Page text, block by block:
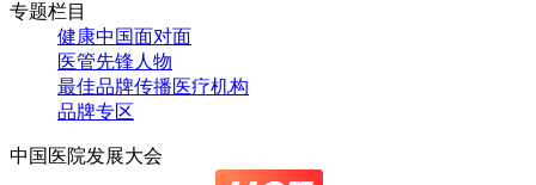
专题栏目
健康中国面对面
医管先锋人物
最佳品牌传播医疗机构
品牌专区
中国医院发展大会